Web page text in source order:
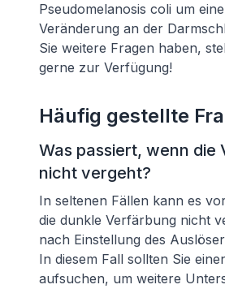
Pseudomelanosis coli um
Veränderung an der
Sie weitere Fragen haben,
gerne zur Verfügung!
Häufig gestellte
Was passiert, wenn die
nicht vergeht?
In seltenen Fällen kann es
die dunkle Verfärbung nicht
nach Einstellung des
In diesem Fall sollten Sie
aufsuchen, um weitere